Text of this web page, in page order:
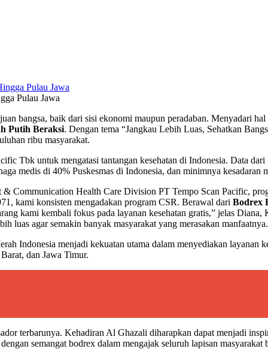
Pulau Jawa
bangsa, baik dari sisi ekonomi maupun peradaban. Menyadari
Putih Beraksi. Dengan tema “Jangkau Lebih Luas, Sehatkan
ribu masyarakat.
Tbk untuk mengatasi tantangan kesehatan di Indonesia. Data
medis di 40% Puskesmas di Indonesia, dan minimnya kesadaran
Communication Health Care Division PT Tempo Scan Pacific,
kami konsisten mengadakan program CSR. Berawal dari Bodrex
kami kembali fokus pada layanan kesehatan gratis,” jelas
luas agar semakin banyak masyarakat yang merasakan
Indonesia menjadi kekuatan utama dalam menyediakan
dan Jawa Timur.
terbarunya. Kehadiran Al Ghazali diharapkan dapat menjadi
semangat bodrex dalam mengajak seluruh lapisan